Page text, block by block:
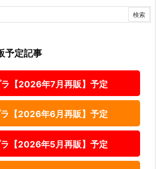
予定記事
ラ【2026年7月再販】予定
【2026年6月再販】予定
【2026年5月再販】予定